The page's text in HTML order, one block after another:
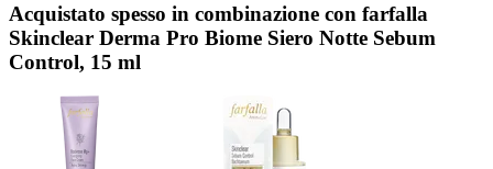
Acquistato spesso in combinazione con farfalla
Skinclear Derma Pro Biome Siero Notte Sebum
Control, 15 ml